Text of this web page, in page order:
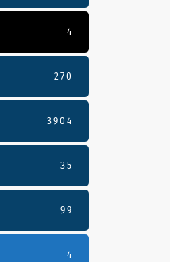
4
270
3904
35
99
4